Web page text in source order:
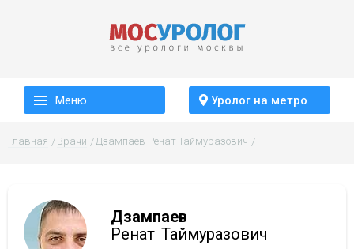
Меню Уролог на метро
Главная Врачи Дзампаев Ренат Таймуразович
Дзампаев
Ренат Таймуразович